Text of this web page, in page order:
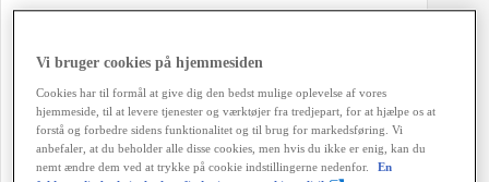
Co2 (blandet kørsel)
103 g/km
Geartype
Automatisk gearkasse
Døre
Farve
209 Night Sky Black
Vi bruger cookies på hjemmesiden
Cookies har til formål at give dig den bedst mulige oplevelse af vores
hjemmeside, til at levere tjenester og værktøjer fra tredjepart, for at hjælpe os at
forstå og forbedre sidens funktionalitet og til brug for markedsføring. Vi
anbefaler, at du beholder alle disse cookies, men hvis du ikke er enig, kan du
nemt ændre dem ved at trykke på cookie indstillingerne nedenfor.
En